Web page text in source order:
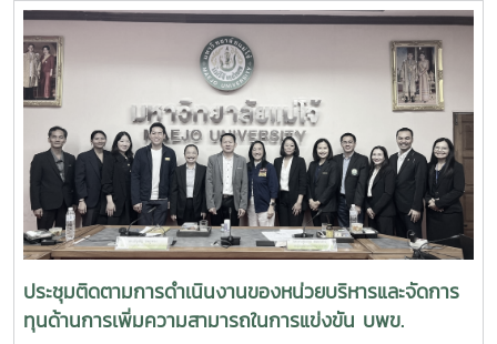
ความคืบหน้าการดำเนินโครงการการพัฒนาระบบการผลิตเห็ดขี้
ควายเพื่อประโยชน์ทางการแพทย์ โดยมีรองศาสตราจารย์ ดร.ชัย
ยศ สัมฤทธิ์สกุล รองอธิการบดีมหาวิทยาลัยแม่โจ้ ให้เกียรติเป็นผู้
แทนมหาวิทยาลัยกล่าวต้อนรับ โครงการดังกล่าวเป็นความร่วม
มือระหว่างสำนักงาน ป.ป.ส. และมหาวิทยาลัยแม่โจ้ ภายใต้
โครงการแผนงานบูรณาการการวิจัย พัฒนา และกำกับควบคุม
เห็ดขี้ควายในประเทศไทย เพื่อใช้ประโยชน์ทางการแพทย์ภายใต้
ระบบควบคุมของรัฐ ตามมาตรการควบคุมแห่งพระราชกฤษฎีกา
กำหนดพื้นที่ทดลองเพาะปลูกและสกัดสารสำคัญจากพืชฝิ่นและ
พืชเห็ดขี้ควายเพื่อประโยชน์ในการศึกษาวิจัย พ.ศ. 2568 ณ ห้อง
ประชุม 2 ชั้น 2 อาคารจุฬาภรณ์ คณะวิทยาศาสตร์ มหาวิทยาลัย
แม่โจ้
ประชุมติดตามการดำเนินงานของหน่วยบริหารและจัดการ
ทุนด้านการเพิ่มความสามารถในการแข่งขัน บพข.